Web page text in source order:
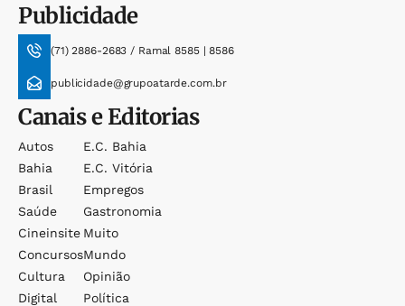
Publicidade
(71) 2886-2683 / Ramal 8585 | 8586
publicidade@grupoatarde.com.br
Canais e Editorias
Autos
Bahia
Brasil
Saúde
Cineinsite
Concursos
Cultura
Digital
E.c. Bahia
E.c. Vitória
Empregos
Gastronomia
Muito
Mundo
Opinião
Política